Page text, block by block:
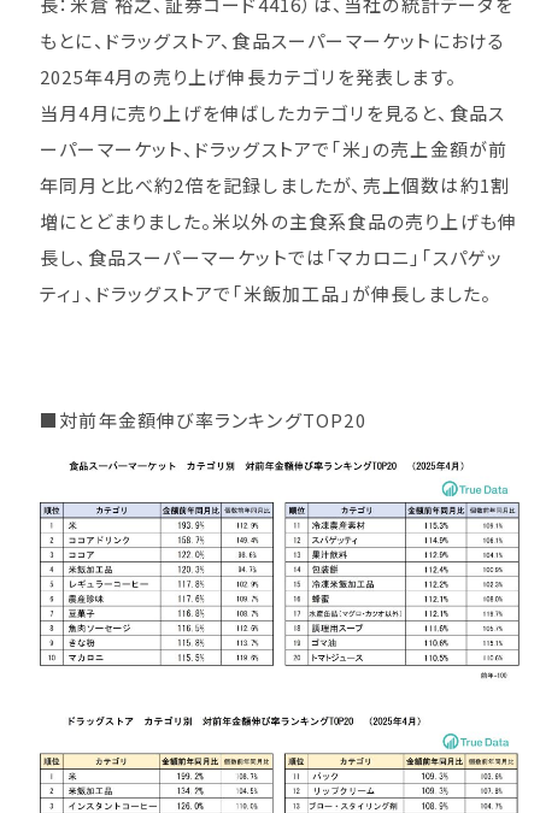
もとに、ドラッグストア、食品スーパーマーケットにおける
2025年4月の売り上げ伸長カテゴリを発表します。
当月4月に売り上げを伸ばしたカテゴリを見ると、食品ス
ーパーマーケット、ドラッグストアで「米」の売上金額が前
年同月と比べ約2倍を記録しましたが、売上個数は約1割
増にとどまりました。米以外の主食系食品の売り上げも伸
長し、食品スーパーマーケットでは「マカロニ」「スパゲッ
ティ」、ドラッグストアで「米飯加工品」が伸長しました。
■対前年金額伸び率ランキングTOP20